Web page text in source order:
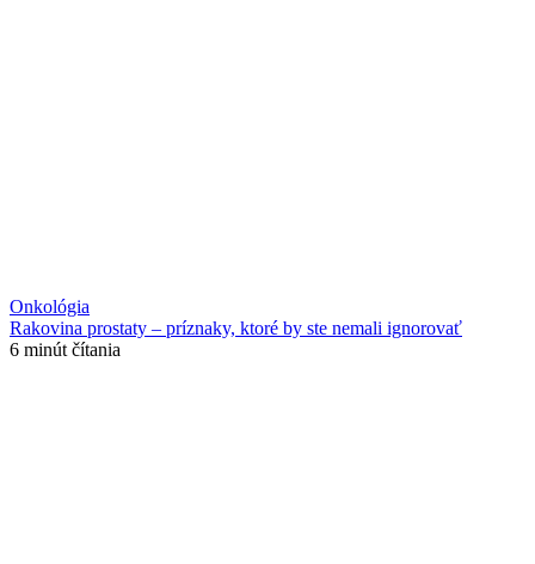
Onkológia
Rakovina prostaty – príznaky, ktoré by ste nemali ignorovať
6 minút čítania